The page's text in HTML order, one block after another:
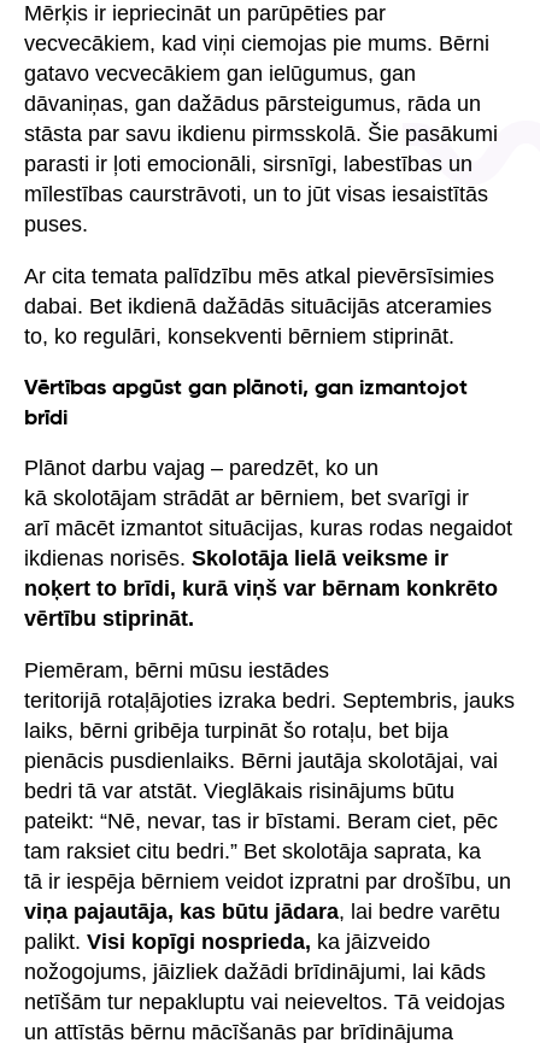
Mērķis ir iepriecināt un parūpēties par
vecvecākiem, kad viņi ciemojas pie mums. Bērni
gatavo vecvecākiem gan ielūgumus, gan
dāvaniņas, gan dažādus pārsteigumus, rāda un
stāsta par savu ikdienu pirmsskolā. Šie pasākumi
parasti ir ļoti emocionāli, sirsnīgi, labestības un
mīlestības caurstrāvoti, un to jūt visas iesaistītās
puses.
Ar cita temata palīdzību mēs atkal pievērsīsimies
dabai. Bet ikdienā dažādās situācijās atceramies
to, ko regulāri, konsekventi bērniem stiprināt.
Vērtības apgūst gan plānoti, gan izmantojot
brīdi
Plānot darbu vajag – paredzēt, ko un
kā skolotājam strādāt ar bērniem, bet svarīgi ir
arī mācēt izmantot situācijas, kuras rodas negaidot
ikdienas norisēs. Skolotāja lielā veiksme ir
noķert to brīdi, kurā viņš var bērnam konkrēto
vērtību stiprināt.
Piemēram, bērni mūsu iestādes
teritorijā rotaļājoties izraka bedri. Septembris, jauks
laiks, bērni gribēja turpināt šo rotaļu, bet bija
pienācis pusdienlaiks. Bērni jautāja skolotājai, vai
bedri tā var atstāt. Vieglākais risinājums būtu
pateikt: “Nē, nevar, tas ir bīstami. Beram ciet, pēc
tam raksiet citu bedri.” Bet skolotāja saprata, ka
tā ir iespēja bērniem veidot izpratni par drošību, un
viņa pajautāja, kas būtu jādara, lai bedre varētu
palikt. Visi kopīgi nosprieda, ka jāizveido
nožogojums, jāizliek dažādi brīdinājumi, lai kāds
netīšām tur nepakluptu vai neieveltos. Tā veidojas
un attīstās bērnu mācīšanās par brīdinājuma